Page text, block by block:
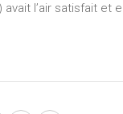
l’air satisfait et